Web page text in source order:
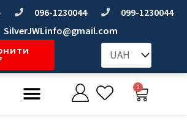
096-1230044
099-1230044
SilverJWLinfo@gmail.com
Меню 0